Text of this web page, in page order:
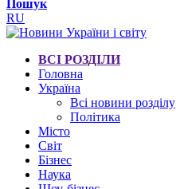
Пошук
RU
ВСІ РОЗДІЛИ
Головна
Україна
Всі новини розділу
Політика
Місто
Світ
Бізнес
Наука